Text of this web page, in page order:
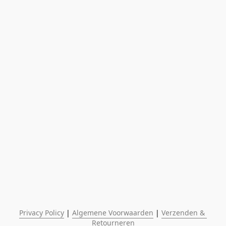
Privacy Policy | Algemene Voorwaarden | Verzenden &
Retourneren